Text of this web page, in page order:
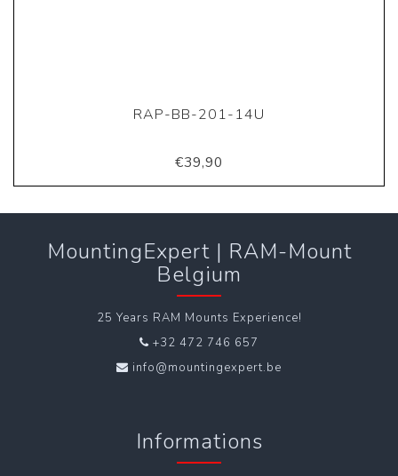
RAP-BB-201-14U
€39,90
MountingExpert | RAM-Mount
Belgium
25 Years RAM Mounts Experience!
+32 472 746 657
info@mountingexpert.be
Informations